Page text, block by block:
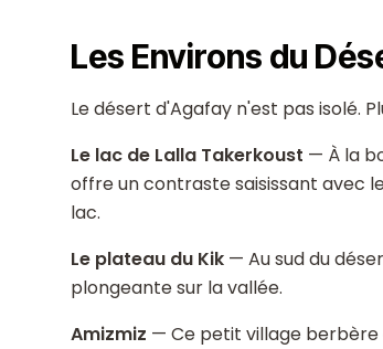
Les Environs du
Le désert d'Agafay n'est pas isolé.
Le lac de Lalla Takerkoust — À la
offre un contraste saisissant avec
lac.
Le plateau du Kik — Au sud du
plongeante sur la vallée.
Amizmiz — Ce petit village berbère